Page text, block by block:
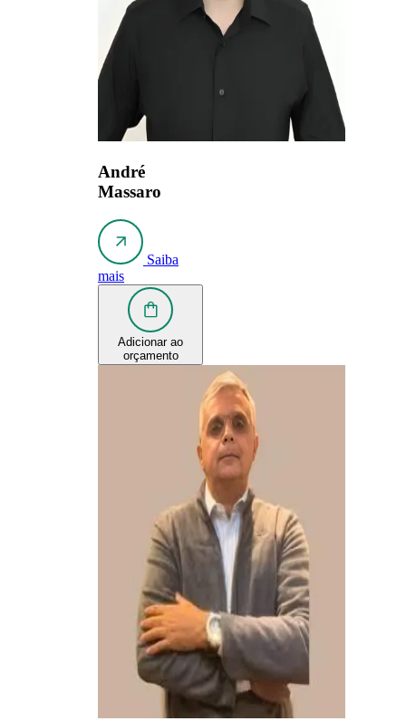
André
Massaro
Saiba
mais
Adicionar ao
orçamento